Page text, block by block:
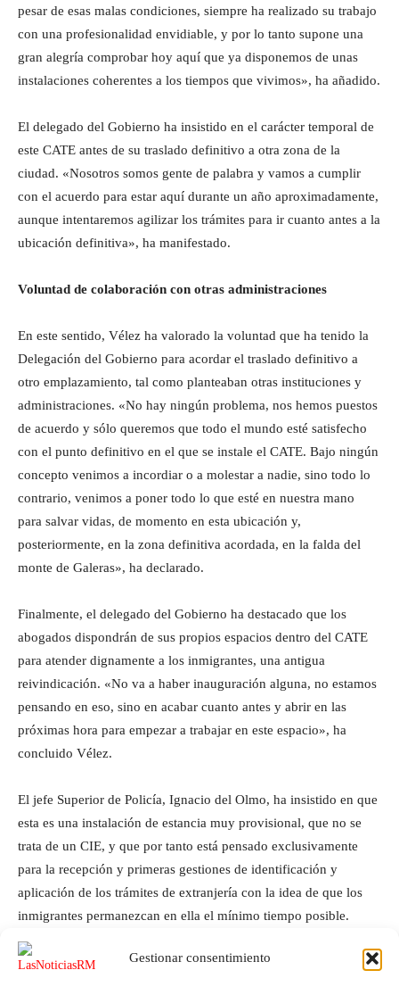
Gestionar consentimiento
pesar de esas malas condiciones, siempre ha realizado su trabajo
con una profesionalidad envidiable, y por lo tanto supone una
gran alegría comprobar hoy aquí que ya disponemos de unas
instalaciones coherentes a los tiempos que vivimos», ha añadido.
El delegado del Gobierno ha insistido en el carácter temporal de
este CATE antes de su traslado definitivo a otra zona de la
ciudad. «Nosotros somos gente de palabra y vamos a cumplir
con el acuerdo para estar aquí durante un año aproximadamente,
aunque intentaremos agilizar los trámites para ir cuanto antes a la
ubicación definitiva», ha manifestado.
Voluntad de colaboración con otras administraciones
En este sentido, Vélez ha valorado la voluntad que ha tenido la
Delegación del Gobierno para acordar el traslado definitivo a
otro emplazamiento, tal como planteaban otras instituciones y
administraciones. «No hay ningún problema, nos hemos puestos
de acuerdo y sólo queremos que todo el mundo esté satisfecho
con el punto definitivo en el que se instale el CATE. Bajo ningún
concepto venimos a incordiar o a molestar a nadie, sino todo lo
contrario, venimos a poner todo lo que esté en nuestra mano
para salvar vidas, de momento en esta ubicación y,
posteriormente, en la zona definitiva acordada, en la falda del
monte de Galeras», ha declarado.
Finalmente, el delegado del Gobierno ha destacado que los
abogados dispondrán de sus propios espacios dentro del CATE
para atender dignamente a los inmigrantes, una antigua
reivindicación. «No va a haber inauguración alguna, no estamos
pensando en eso, sino en acabar cuanto antes y abrir en las
próximas hora para empezar a trabajar en este espacio», ha
concluido Vélez.
El jefe Superior de Policía, Ignacio del Olmo, ha insistido en que
esta es una instalación de estancia muy provisional, que no se
trata de un CIE, y que por tanto está pensado exclusivamente
para la recepción y primeras gestiones de identificación y
aplicación de los trámites de extranjería con la idea de que los
inmigrantes permanezcan en ella el mínimo tiempo posible.